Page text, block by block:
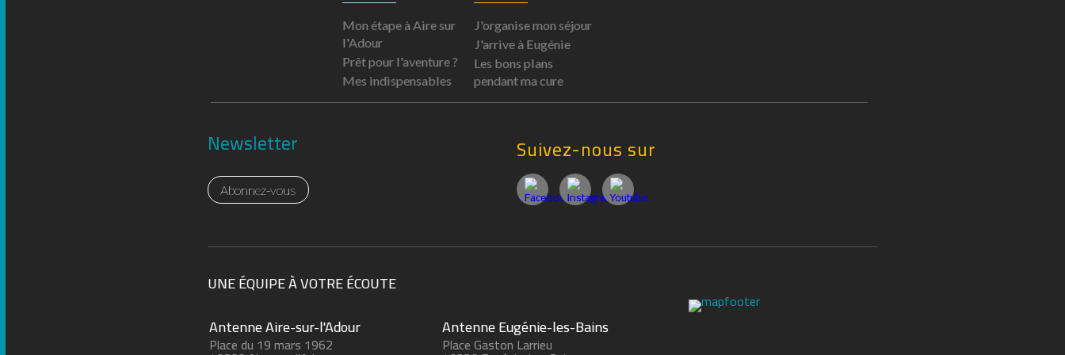
Mon étape à Aire sur
l'Adour
Prêt pour l'aventure ?
Mes indispensables
J'organise mon séjour
J'arrive à Eugénie
Les bons plans
pendant ma cure
Newsletter
Abonnez-vous
Suivez-nous sur
UNE ÉQUIPE À VOTRE ÉCOUTE
Antenne Aire-sur-l'Adour
Place du 19 mars 1962
Antenne Eugénie-les-Bains
Place Gaston Larrieu